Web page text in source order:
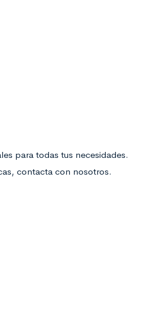
para todas tus necesidades.
contacta con nosotros.